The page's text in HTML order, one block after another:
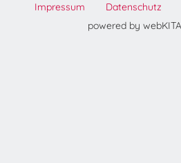
Impressum Datenschutz
powered by